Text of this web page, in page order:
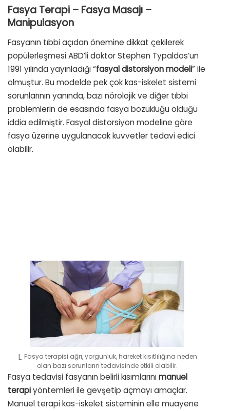
Fasya Terapi – Fasya Masajı –
Manipulasyon
Fasyanın tıbbi açıdan önemine dikkat çekilerek
popülerleşmesi ABD’li doktor Stephen Typaldos’un
1991 yılında yayınladığı “fasyal distorsiyon modeli” ile
olmuştur. Bu modelde pek çok kas-iskelet sistemi
sorunlarının yanında, bazı nörolojik ve diğer tıbbi
problemlerin de esasında fasya bozukluğu olduğu
iddia edilmiştir. Fasyal distorsiyon modeline göre
fasya üzerine uygulanacak kuvvetler tedavi edici
olabilir.
Fasya terapisi ağrı, yorgunluk, hareket kısıtlılığına neden
olan bazı sorunların tedavisinde etkili olabilir.
Fasya tedavisi fasyanın belirli kısımlarınımanuel
terapiyöntemleri ile gevşetip açmayı amaçlar.
Manuel terapi kas-iskelet sisteminin elle muayene